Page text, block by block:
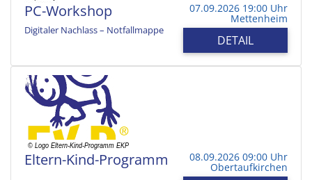
PC-Workshop
Digitaler Nachlass – Notfallmappe
07.09.2026 19:00 Uhr
Mettenheim
DETAIL
Eltern-Kind-Programm 08.09.2026 09:00 Uhr
Obertaufkirchen